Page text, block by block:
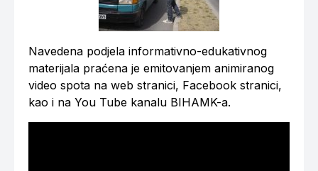
Navedena podjela informativno-edukativnog
materijala praćena je emitovanjem animiranog
video spota na web stranici, Facebook stranici,
kao i na You Tube kanalu BIHAMK-a.